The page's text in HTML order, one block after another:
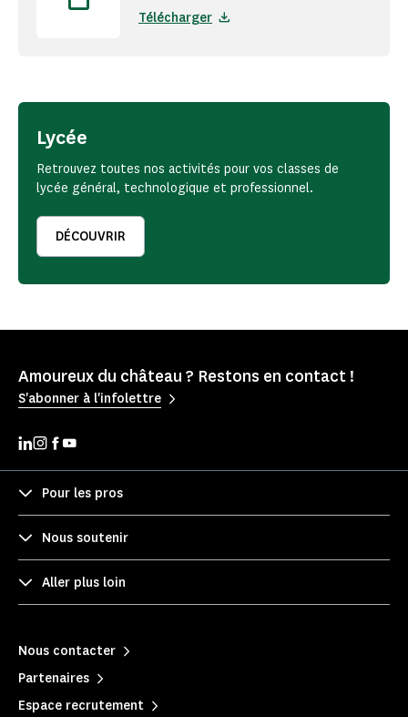
Télécharger
Lycée
Retrouvez toutes nos activités pour vos classes de
lycée général, technologique et professionnel.
DÉCOUVRIR
Amoureux du château ? Restons en contact !
S'abonner à l'infolettre
Pour les pros
Nous soutenir
Aller plus loin
Nous contacter
Partenaires
Espace recrutement